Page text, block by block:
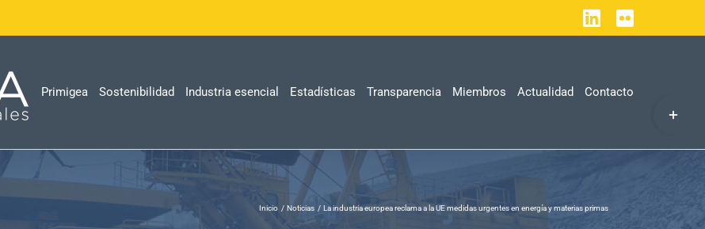
LinkedIn
Flickr
Primigea Sostenibilidad Industria esencial Estadísticas Transparencia Miembros Actualidad Contacto
Inicio Noticias La industria europea reclama a la UE medidas urgentes en energía y materias primas
Bar